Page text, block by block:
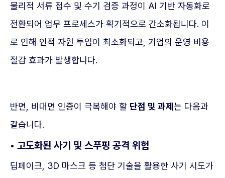
물리적 서류 접수 및 수기 검증 과정이 AI 기반 자동화로
전환되어 업무 프로세스가 획기적으로 간소화됩니다. 이
로 인해 인적 자원 투입이 최소화되고, 기업의 운영 비용
절감 효과가 발생합니다.
반면, 비대면 인증이 극복해야 할 단점 및 과제 는 다음과
같습니다.
• 고도화된 사기 및 스푸핑 공격 위험
딥페이크, 3D 마스크 등 첨단 기술을 활용한 사기 시도가